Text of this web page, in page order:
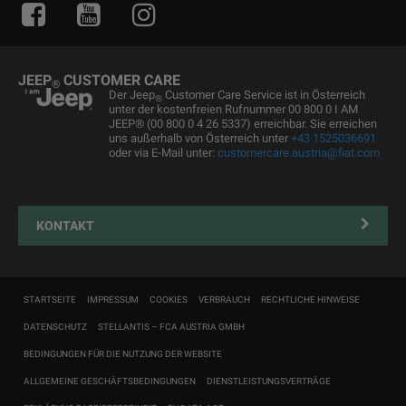
Informiert bleiben
Alle Services
Kundendienst
Servicepartner finden
Reifen
JEEP® CUSTOMER CARE
Der Jeep® Customer Care Service ist in Österreich
unter der kostenfreien Rufnummer 00 800 0 I AM
JEEP® (00 800 0 4 26 5337) erreichbar. Sie erreichen
uns außerhalb von Österreich unter +43 1525036691
oder via E-Mail unter: customercare.austria@fiat.com
KONTAKT
STARTSEITE IMPRESSUM COOKIES VERBRAUCH RECHTLICHE HINWEISE
DATENSCHUTZ STELLANTIS – FCA AUSTRIA GMBH
BEDINGUNGEN FÜR DIE NUTZUNG DER WEBSITE
ALLGEMEINE GESCHÄFTSBEDINGUNGEN DIENSTLEISTUNGSVERTRÄGE